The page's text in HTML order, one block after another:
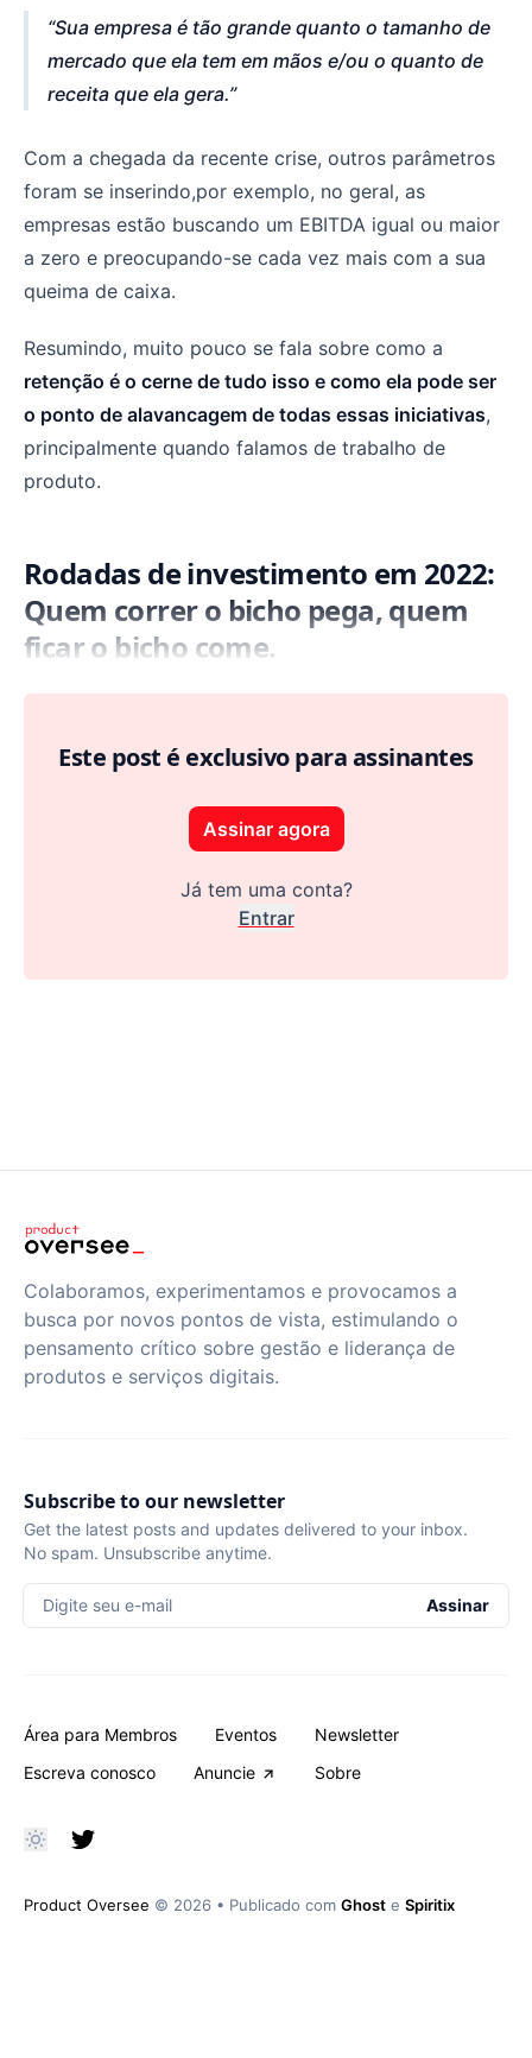
Sua empresa é tão grande quanto o tamanho de
mercado que ela tem em mãos e/ou o quanto de
receita que ela gera.
Com a chegada da recente crise, outros parâmetros
foram se inserindo,por exemplo, no geral, as
empresas estão buscando um EBITDA igual ou maior
a zero e preocupando-se cada vez mais com a sua
queima de caixa.
Resumindo, muito pouco se fala sobre como a
retenção é o cerne de tudo isso e como ela pode ser
o ponto de alavancagem de todas essas iniciativas,
principalmente quando falamos de trabalho de
produto.
Rodadas de investimento em 2022:
Quem correr o bicho pega, quem
ficar o bicho come.
Este post é exclusivo para assinantes
Assinar agora
Já tem uma conta?
Entrar
Colaboramos, experimentamos e provocamos a
busca por novos pontos de vista, estimulando o
pensamento crítico sobre gestão e liderança de
produtos e serviços digitais.
Subscribe to our newsletter
Get the latest posts and updates delivered to your inbox.
No spam. Unsubscribe anytime.
Digite seu e-mail Assinar
Área para Membros Eventos
Newsletter
Escreva conosco
Anuncie Sobre
Product Oversee © 2026 • Publicado com Ghost e Spiritix